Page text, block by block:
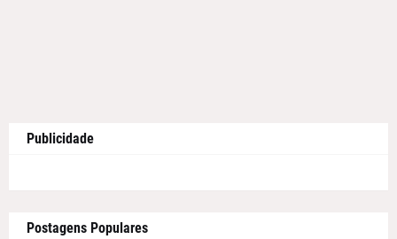
Publicidade
Postagens Populares